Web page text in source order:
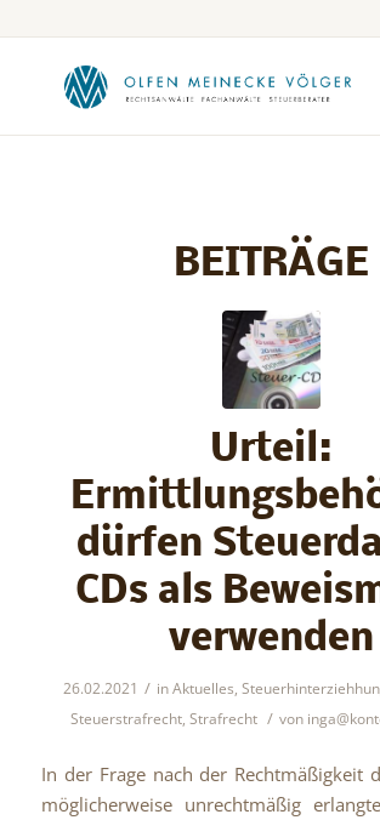
BEITRÄGE
Urteil:
dürfen
CDs als
verwenden
26.02.2021 / inAktuelles,
Steuerstrafrecht, Strafrecht / von
In der Frage nach der Rechtmäßigkeit
möglicherweise unrechtmäßig